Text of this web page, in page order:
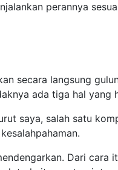
perannya
secara langsung
ada tiga hal yang
saya, salah satu
Dari cara